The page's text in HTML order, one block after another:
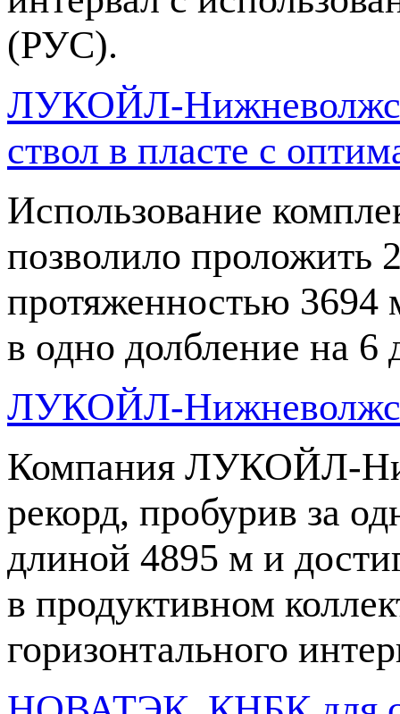
(РУС).
ЛУКОЙЛ-
ствол в пласте с
Использование
позволило проложить
протяженностью 3694
в одно долбление на 6
ЛУКОЙЛ-
Компания ЛУКОЙЛ-
рекорд, пробурив за
длиной 4895 м и
в продуктивном
горизонтального